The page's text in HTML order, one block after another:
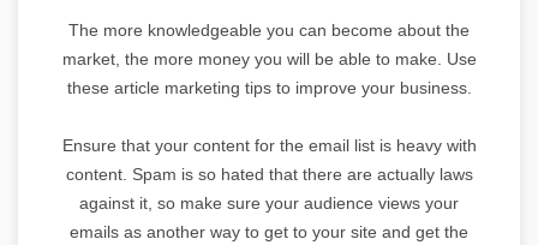
The more knowledgeable you can become about the
market, the more money you will be able to make. Use
these article marketing tips to improve your business.
Ensure that your content for the email list is heavy with
content. Spam is so hated that there are actually laws
against it, so make sure your audience views your
emails as another way to get to your site and get the